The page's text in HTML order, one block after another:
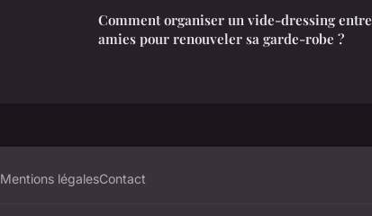
Comment organiser un vide-dressing entre
amies pour renouveler sa garde-robe ?
Mentions légalesContact